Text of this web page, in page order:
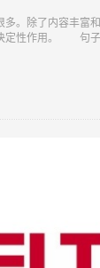
。除了内容丰富和
定性作用。 句子